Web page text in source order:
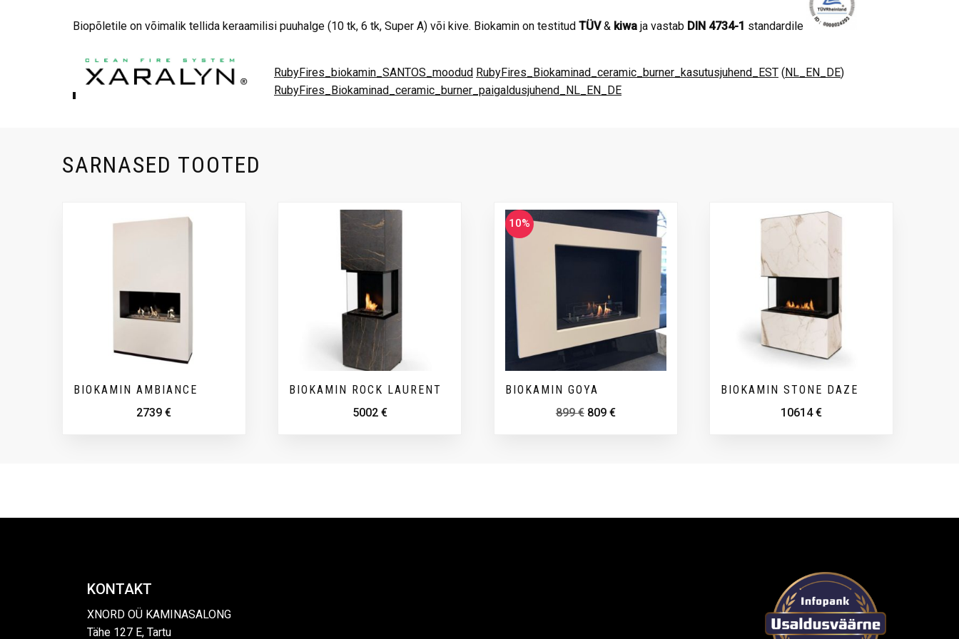
Biopõletile on võimalik tellida keraamilisi puuhalge (10 tk, 6 tk, Super A) või kive. Biokamin on testitud TÜV& kiwa ja vastab DIN 4734-1 standardile
RubyFires_biokamin_SANTOS_moodud RubyFires_Biokaminad_ceramic_burner_kasutusjuhend_EST (NL_EN_DE)
RubyFires_Biokaminad_ceramic_burner_paigaldusjuhend_NL_EN_DE
SARNASED TOOTED
BIOKAMIN AMBIANCE
2739€
BIOKAMIN ROCK LAURENT
5002 €
10%
BIOKAMIN GOYA
899€ 809 €
BIOKAMIN STONE DAZE
10614€
KONTAKT
XNORD OÜ KAMINASALONG
Tähe 127 E, Tartu